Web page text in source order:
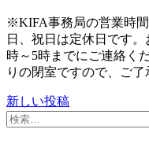
※KIFA事務局の営業時
日、祝日は定休日です
時～5時までにご連絡く
りの閉室ですので、ご了
投
稿
新しい投稿
検